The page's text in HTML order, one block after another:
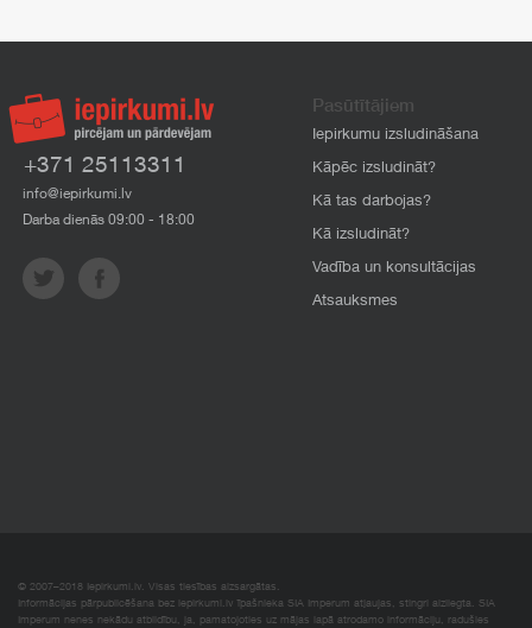
+371 25113311
info@iepirkumi.lv
Darba dienās 09:00 - 18:00
Pasūtītājiem
Iepirkumu izsludināšana
Kāpēc izsludināt?
Kā tas darbojas?
Kā izsludināt?
Vadība un konsultācijas
Atsauksmes
© 2007–2018 Iepirkumi.lv. Visas tiesības aizsargātas.
Informācijas pārpublicēšana bez iepirkumi.lv īpašnieka SIA Imperum atļaujas, stingri aizliegta. SIA
Imperum nenes nekādu atbildību, ja, pamatojoties uz mājas lapā atrodamo informāciju, radušies